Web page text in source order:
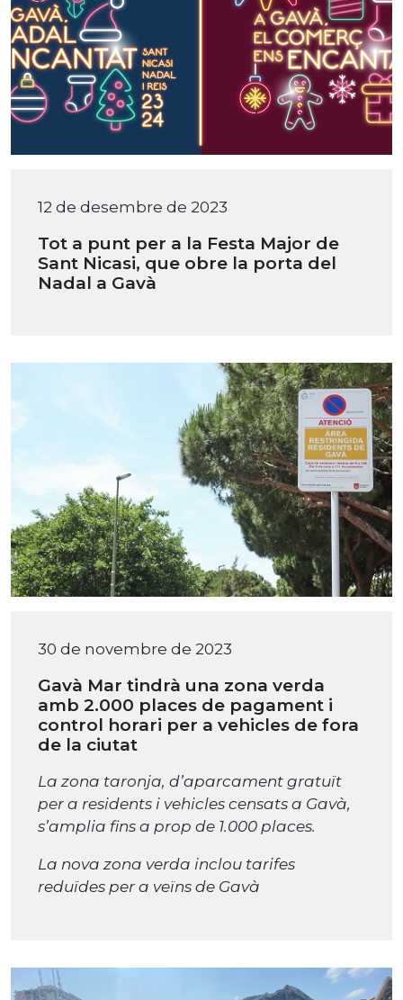
12 de desembre de 2023
Tot a punt per a la Festa Major de
Sant Nicasi, que obre la porta del
Nadal a Gavà
30 de novembre de 2023
Gavà Mar tindrà una zona verda
amb 2.000 places de pagament i
control horari per a vehicles de fora
de la ciutat
La zona taronja, d’aparcament gratuït
per a residents i vehicles censats a Gavà,
s’amplia fins a prop de 1.000 places.
La nova zona verda inclou tarifes
reduïdes per a veïns de Gavà